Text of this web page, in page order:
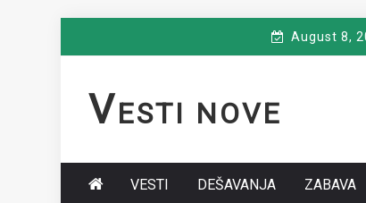
August 8,
VESTI NOVE
VESTI DEŠAVANJA ZABAVA